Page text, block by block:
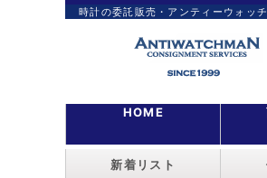
時計の委託販売・アンティーウォッ
HOME
新着リスト